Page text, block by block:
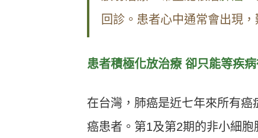
回 診。患者心中通常會出現
患者積極化放治療 卻只能等疾
在台灣，肺癌是近七年來所有
癌患者。第1及第2期的非小細